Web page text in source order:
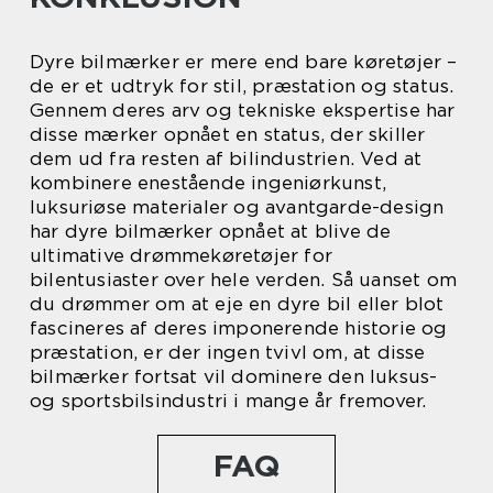
Dyre bilmærker er mere end bare køretøjer –
de er et udtryk for stil, præstation og status.
Gennem deres arv og tekniske ekspertise har
disse mærker opnået en status, der skiller
dem ud fra resten af bilindustrien. Ved at
kombinere enestående ingeniørkunst,
luksuriøse materialer og avantgarde-design
har dyre bilmærker opnået at blive de
ultimative drømmekøretøjer for
bilentusiaster over hele verden. Så uanset om
du drømmer om at eje en dyre bil eller blot
fascineres af deres imponerende historie og
præstation, er der ingen tvivl om, at disse
bilmærker fortsat vil dominere den luksus-
og sportsbilsindustri i mange år fremover.
FAQ